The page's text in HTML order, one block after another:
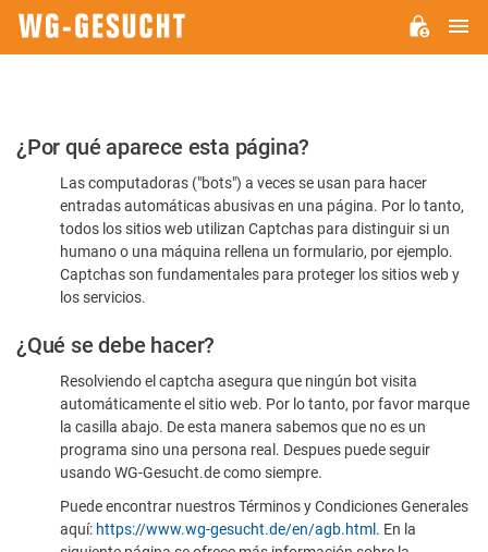
Por
favor,
confirme
humano
¿Por qué aparece esta página?
Las computadoras ("bots") a veces se usan para hacer
entradas automáticas abusivas en una página. Por lo tanto,
todos los sitios web utilizan Captchas para distinguir si un
humano o una máquina rellena un formulario, por ejemplo.
Captchas son fundamentales para proteger los sitios web y
los servicios.
¿Qué se debe hacer?
Resolviendo el captcha asegura que ningún bot visita
automáticamente el sitio web. Por lo tanto, por favor marque
la casilla abajo. De esta manera sabemos que no es un
programa sino una persona real. Despues puede seguir
usando WG-Gesucht.de como siempre.
Puede encontrar nuestros Términos y Condiciones Generales
aquí: https://www.wg-gesucht.de/en/agb.html . En la